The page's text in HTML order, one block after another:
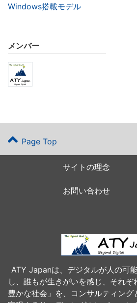
Windows搭載モデル
メンバー
Page Top
サイトの理念
お問い合わせ
ATY Japanは、デジタルが人の可
し、誰もが生きがいを感じ、それ
豊かな社会」を、コンサルティング